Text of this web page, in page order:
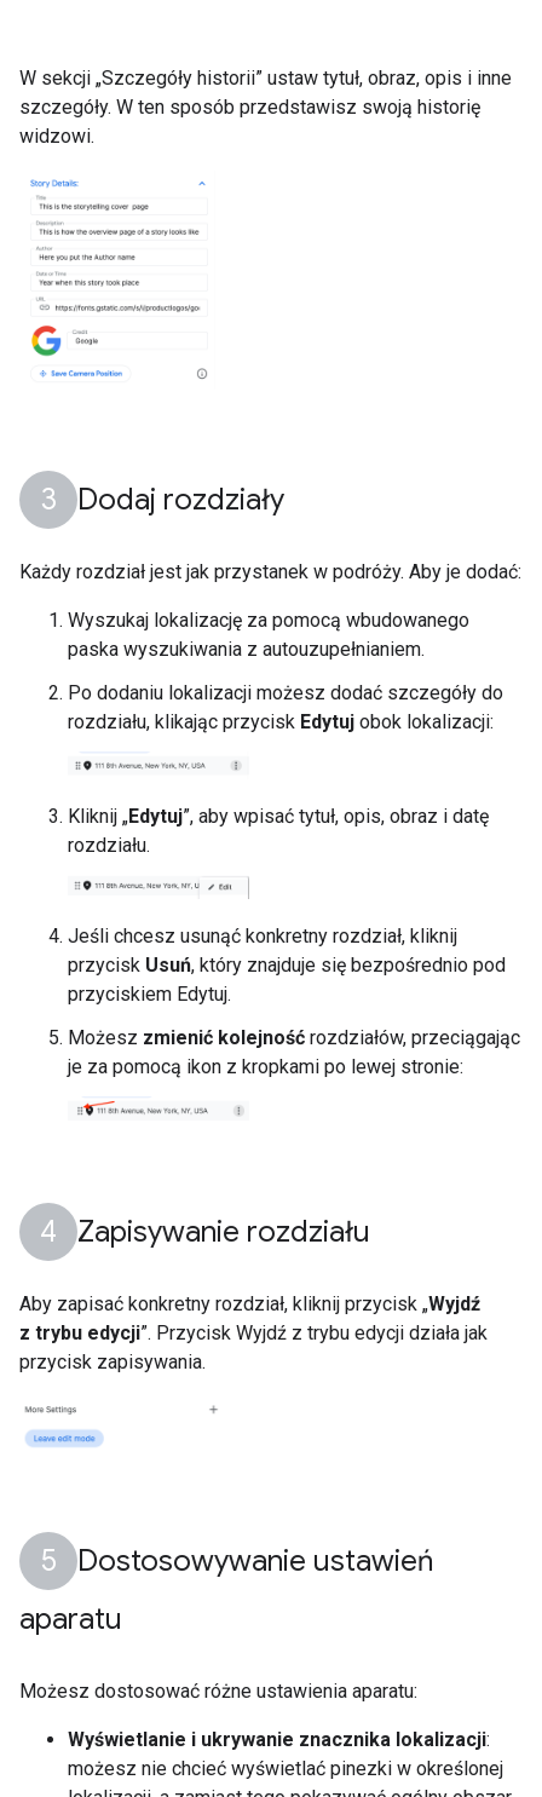
W sekcji „Szczegóły historii” ustaw tytuł, obraz, opis i inne
szczegóły. W ten sposób przedstawisz swoją historię
widzowi.
Dodaj rozdziały
Każdy rozdział jest jak przystanek w podróży. Aby je dodać:
Wyszukaj lokalizację za pomocą wbudowanego
paska wyszukiwania z autouzupełnianiem.
Po dodaniu lokalizacji możesz dodać szczegóły do
rozdziału, klikając przycisk Edytuj obok lokalizacji:
Kliknij „Edytuj”, aby wpisać tytuł, opis, obraz i datę
rozdziału.
Jeśli chcesz usunąć konkretny rozdział, kliknij
przycisk Usuń, który znajduje się bezpośrednio pod
przyciskiem Edytuj.
Możesz zmienić kolejność rozdziałów, przeciągając
je za pomocą ikon z kropkami po lewej stronie:
Zapisywanie rozdziału
Aby zapisać konkretny rozdział, kliknij przycisk „Wyjdź
z trybu edycji”. Przycisk Wyjdź z trybu edycji działa jak
przycisk zapisywania.
Dostosowywanie ustawień
aparatu
Możesz dostosować różne ustawienia aparatu:
Wyświetlanie i ukrywanie znacznika lokalizacji:
możesz nie chcieć wyświetlać pinezki w określonej